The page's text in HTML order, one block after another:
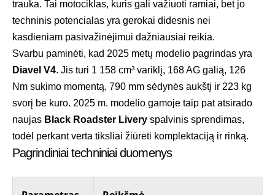
trauka. Tai motociklas, kuris gali važiuoti ramiai, bet jo
techninis potencialas yra gerokai didesnis nei
kasdieniam pasivažinėjimui dažniausiai reikia.
Svarbu paminėti, kad 2025 metų modelio pagrindas yra
Diavel V4. Jis turi 1 158 cm³ variklį, 168 AG galią, 126
Nm sukimo momentą, 790 mm sėdynės aukštį ir 223 kg
svorį be kuro. 2025 m. modelio gamoje taip pat atsirado
naujas Black Roadster Livery spalvinis sprendimas,
todėl perkant verta tiksliai žiūrėti komplektaciją ir rinką.
Pagrindiniai techniniai duomenys